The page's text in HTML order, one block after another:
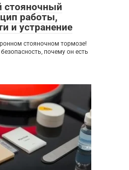
стояночный
работы,
и устранение
стояночном тормозе!
почему он есть